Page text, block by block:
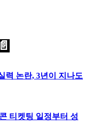
력 논란, 3년이 지나도
티켓팅 일정부터 성